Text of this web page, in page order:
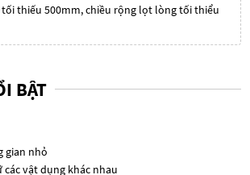
thiếu 500mm, chiều rộng lọt lòng tối thiểu
BẬT
gian nhỏ
vật dụng khác nhau